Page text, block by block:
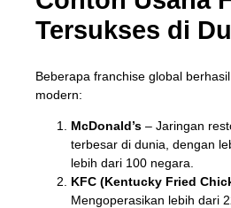
Tersukses di
Beberapa franchise global
modern:
McDonald’s– Jaringan
terbesar di dunia, dengan
lebih dari 100 negara.
KFC (Kentucky Fried
Mengoperasikan lebih dari